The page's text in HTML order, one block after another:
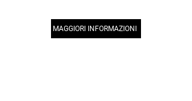
MAGGIORI INFORMAZIONI